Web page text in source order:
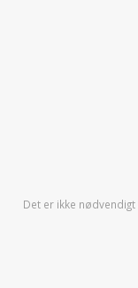
Det er ikke